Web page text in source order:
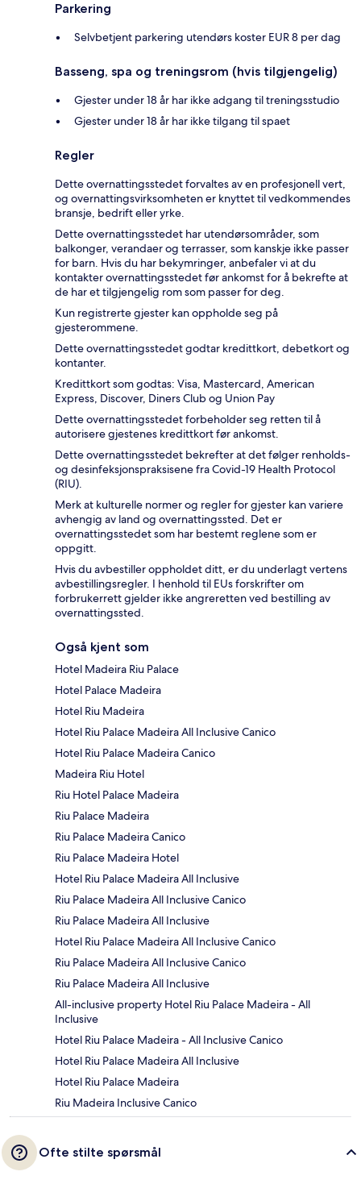
Parkering
Selvbetjent parkering utendørs koster EUR 8 per dag
Basseng, spa og treningsrom (hvis tilgjengelig)
Gjester under 18 år har ikke adgang til treningsstudio
Gjester under 18 år har ikke tilgang til spaet
Regler
Dette overnattingsstedet forvaltes av en profesjonell vert,
og overnattingsvirksomheten er knyttet til vedkommendes
bransje, bedrift eller yrke.
Dette overnattingsstedet har utendørsområder, som
balkonger, verandaer og terrasser, som kanskje ikke passer
for barn. Hvis du har bekymringer, anbefaler vi at du
kontakter overnattingsstedet før ankomst for å bekrefte at
de har et tilgjengelig rom som passer for deg.
Kun registrerte gjester kan oppholde seg på
gjesterommene.
Dette overnattingsstedet godtar kredittkort, debetkort og
kontanter.
Kredittkort som godtas: Visa, Mastercard, American
Express, Discover, Diners Club og Union Pay
Dette overnattingsstedet forbeholder seg retten til å
autorisere gjestenes kredittkort før ankomst.
Dette overnattingsstedet bekrefter at det følger renholds-
og desinfeksjonspraksisene fra Covid-19 Health Protocol
(RIU).
Merk at kulturelle normer og regler for gjester kan variere
avhengig av land og overnattingssted. Det er
overnattingsstedet som har bestemt reglene som er
oppgitt.
Hvis du avbestiller oppholdet ditt, er du underlagt vertens
avbestillingsregler. I henhold til EUs forskrifter om
forbrukerrett gjelder ikke angreretten ved bestilling av
overnattingssted.
Også kjent som
Hotel Madeira Riu Palace
Hotel Palace Madeira
Hotel Riu Madeira
Hotel Riu Palace Madeira All Inclusive Canico
Hotel Riu Palace Madeira Canico
Madeira Riu Hotel
Riu Hotel Palace Madeira
Riu Palace Madeira
Riu Palace Madeira Canico
Riu Palace Madeira Hotel
Hotel Riu Palace Madeira All Inclusive
Riu Palace Madeira All Inclusive Canico
Riu Palace Madeira All Inclusive
Hotel Riu Palace Madeira All Inclusive Canico
Riu Palace Madeira All Inclusive Canico
Riu Palace Madeira All Inclusive
All-inclusive property Hotel Riu Palace Madeira - All
Inclusive
Hotel Riu Palace Madeira - All Inclusive Canico
Hotel Riu Palace Madeira All Inclusive
Hotel Riu Palace Madeira
Riu Madeira Inclusive Canico
Ofte stilte spørsmål